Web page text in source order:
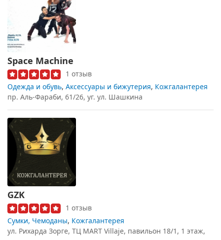
Space Machine
1 отзыв
Одежда и обувь, Аксессуары и бижутерия, Кожгалантерея
пр. Аль-Фараби, 61/26, уг. ул. Шашкина
GZK
1 отзыв
Сумки, Чемоданы, Кожгалантерея
ул. Рихарда Зорге, ТЦ MART Villaje, павильон 18/1, 1 этаж,